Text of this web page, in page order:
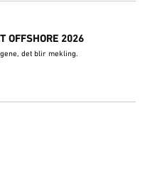
OFFSHORE 2026
det blir mekling.